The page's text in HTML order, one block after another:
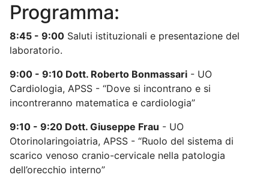
Programma:
8:45 - 9:00 Saluti istituzionali e presentazione del
laboratorio.
9:00 - 9:10 Dott. Roberto Bonmassari - UO
Cardiologia, APSS - “Dove si incontrano e si
incontreranno matematica e cardiologia”
9:10 - 9:20 Dott. Giuseppe Frau - UO
Otorinolaringoiatria, APSS - “Ruolo del sistema di
scarico venoso cranio-cervicale nella patologia
dell’orecchio interno”